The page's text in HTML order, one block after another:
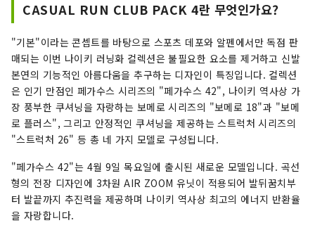
CASUAL RUN CLUB PACK 4란 무엇인가요?
"기본"이라는 콘셉트를 바탕으로 스포츠 데포와 알펜에서만 독점 판
매되는 이번 나이키 러닝화 컬렉션은 불필요한 요소를 제거하고 신발
본연의 기능적인 아름다움을 추구하는 디자인이 특징입니다. 컬렉션
은 인기 만점인 페가수스 시리즈의 "페가수스 42", 나이키 역사상 가
장 풍부한 쿠셔닝을 자랑하는 보메로 시리즈의 "보메로 18"과 "보메
로 플러스", 그리고 안정적인 쿠셔닝을 제공하는 스트럭처 시리즈의
"스트럭처 26" 등 총 네 가지 모델로 구성됩니다.
"페가수스 42"는 4월 9일 목요일에 출시된 새로운 모델입니다. 곡선
형의 전장 디자인에 3차원 AIR ZOOM 유닛이 적용되어 발뒤꿈치부
터 발끝까지 추진력을 제공하며 나이키 역사상 최고의 에너지 반환율
을 자랑합니다.